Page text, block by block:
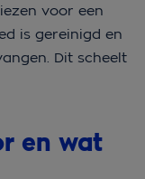
voor een
is gereinigd en
Dit scheelt
en wat